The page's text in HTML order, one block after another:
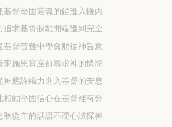
基督堅固靈魂的錨進入幔內
追求基督脫離開端進到完全
基督苦難中學會順從神旨意
來施恩寶座前尋求神的憐憫
神應許竭力進入基督的安息
相勸堅固信心在基督裡有分
聽從主的話語不硬心試探神